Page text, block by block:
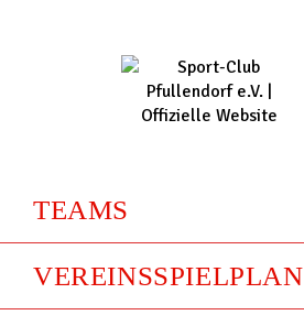
TEAMS
VEREINSSPIELPLAN